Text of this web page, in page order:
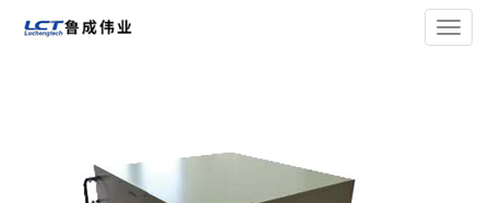
导
航
您的位置：主页